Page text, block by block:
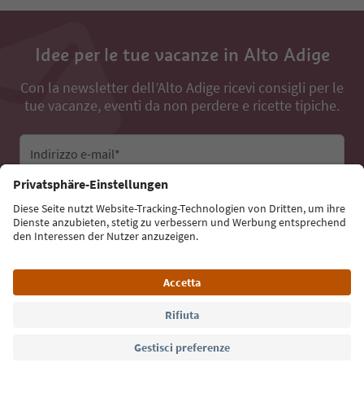
Idee per le tue vacanze in Alto Adige
Con la newsletter dell’Alto Adige ricevi consigli per le
tue vacanze, eventi da non perdere e ricette tipiche.
Indirizzo e-mail*
Iscriviti alla newsletter